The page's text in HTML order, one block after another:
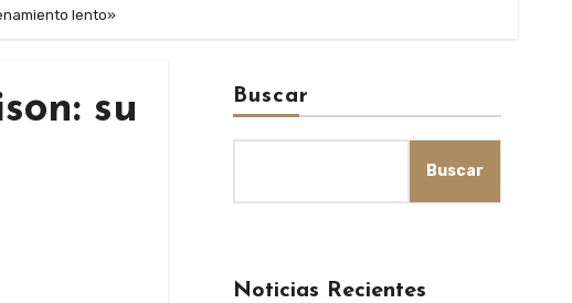
lento»
su
Buscar
Buscar
Noticias Recientes